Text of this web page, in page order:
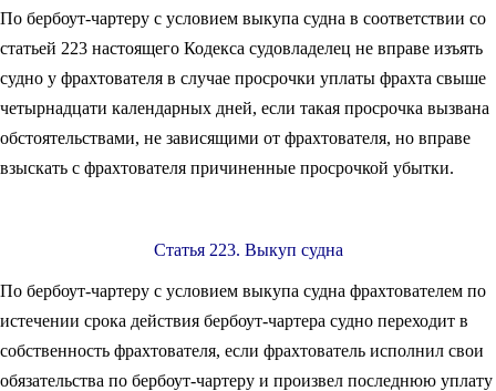
По бербоут-чартеру с условием выкупа судна в соответствии со
статьей 223 настоящего Кодекса судовладелец не вправе изъять
судно у фрахтователя в случае просрочки уплаты фрахта свыше
четырнадцати календарных дней, если такая просрочка вызвана
обстоятельствами, не зависящими от фрахтователя, но вправе
взыскать с фрахтователя причиненные просрочкой убытки.
Статья 223. Выкуп судна
По бербоут-чартеру с условием выкупа судна фрахтователем по
истечении срока действия бербоут-чартера судно переходит в
собственность фрахтователя, если фрахтователь исполнил свои
обязательства по бербоут-чартеру и произвел последнюю уплату